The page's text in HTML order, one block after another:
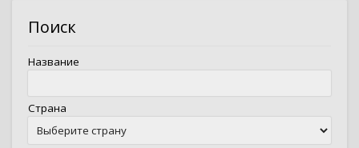
Поиск
Название
Страна